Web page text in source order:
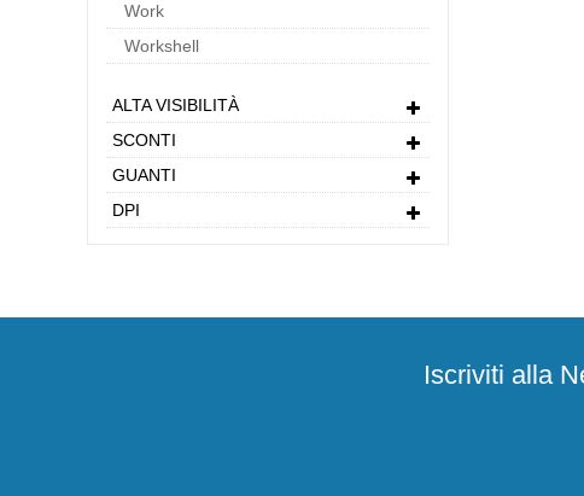
Work
Workshell
ALTA VISIBILITÀ
SCONTI
GUANTI
DPI
Iscriviti alla